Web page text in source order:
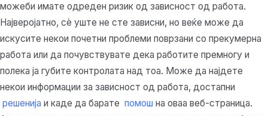
можеби имате одреден ризик од зависност од работа.
Најверојатно, сè уште не сте зависни, но веќе може да
искусите некои почетни проблеми поврзани со прекумерна
работа или да почувствувате дека работите премногу и
полека ја губите контролата над тоа. Може да најдете
некои информации за зависност од работа, достапни
решенија и каде да барате помош на оваа веб-страница.